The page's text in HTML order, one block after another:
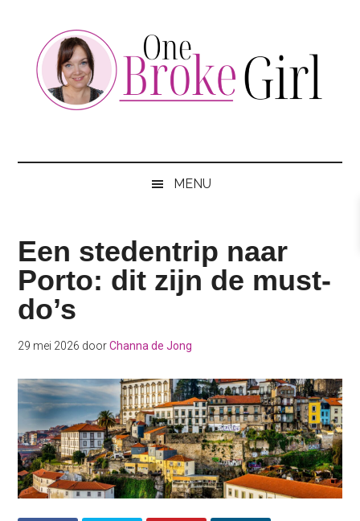
content
secondary
MENU
Een stedentrip naar
Porto: dit zijn de must-
do’s
29 mei 2026 doorChanna de Jong